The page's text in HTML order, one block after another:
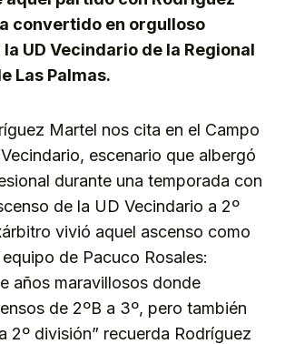
convertido en orgulloso
UD Vecindario de la Regional
Las Palmas.
Martel nos cita en el Campo
escenario que albergó
durante una temporada con
de la UD Vecindario a 2º
vivió aquel ascenso como
de Pacuco Rosales:
años maravillosos donde
de 2ºB a 3º, pero también
2º división” recuerda Rodríguez